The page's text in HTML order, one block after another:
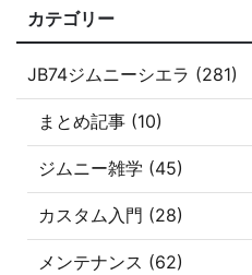
カテゴリー
JB74ジムニーシエラ (281)
まとめ記事 (10)
ジムニー雑学 (45)
カスタム入門 (28)
メンテナンス (62)